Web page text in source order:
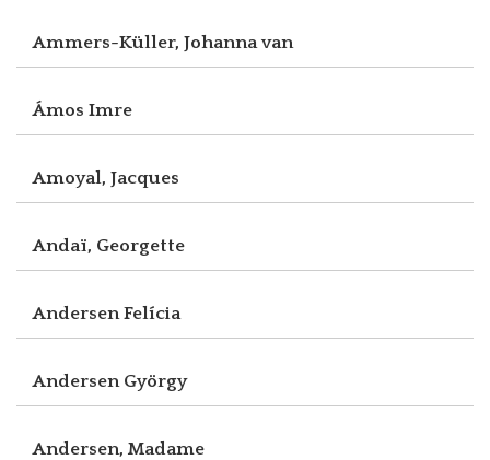
Ammers-Küller, Johanna van
Ámos Imre
Amoyal, Jacques
Andaï, Georgette
Andersen Felícia
Andersen György
Andersen, Madame